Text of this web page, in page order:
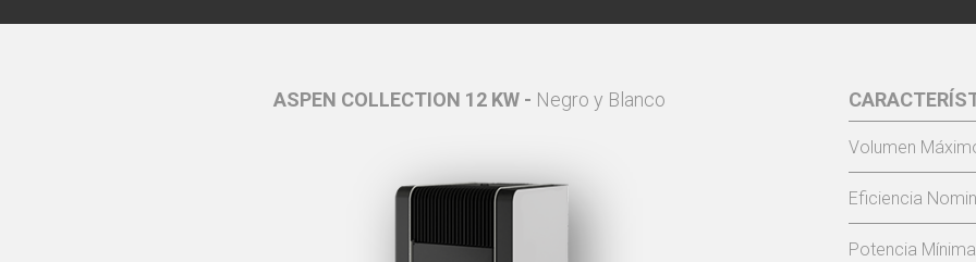
ASPEN COLLECTION 12 KW - Negro y Blanco ASPEN
Volumen
Eficiencia
Potencia